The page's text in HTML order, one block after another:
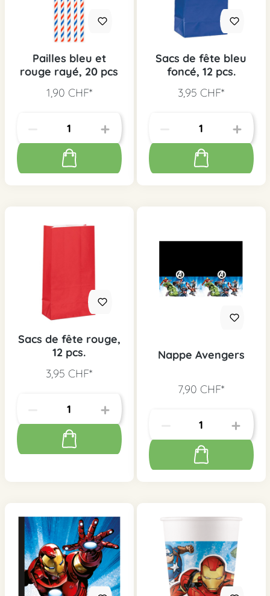
Pailles bleu et
rouge rayé, 20 pcs
1,90 CHF*
Sacs de fête bleu
foncé, 12 pcs.
3,95 CHF*
Sacs de fête rouge,
12 pcs.
3,95 CHF*
Nappe Avengers
7,90 CHF*